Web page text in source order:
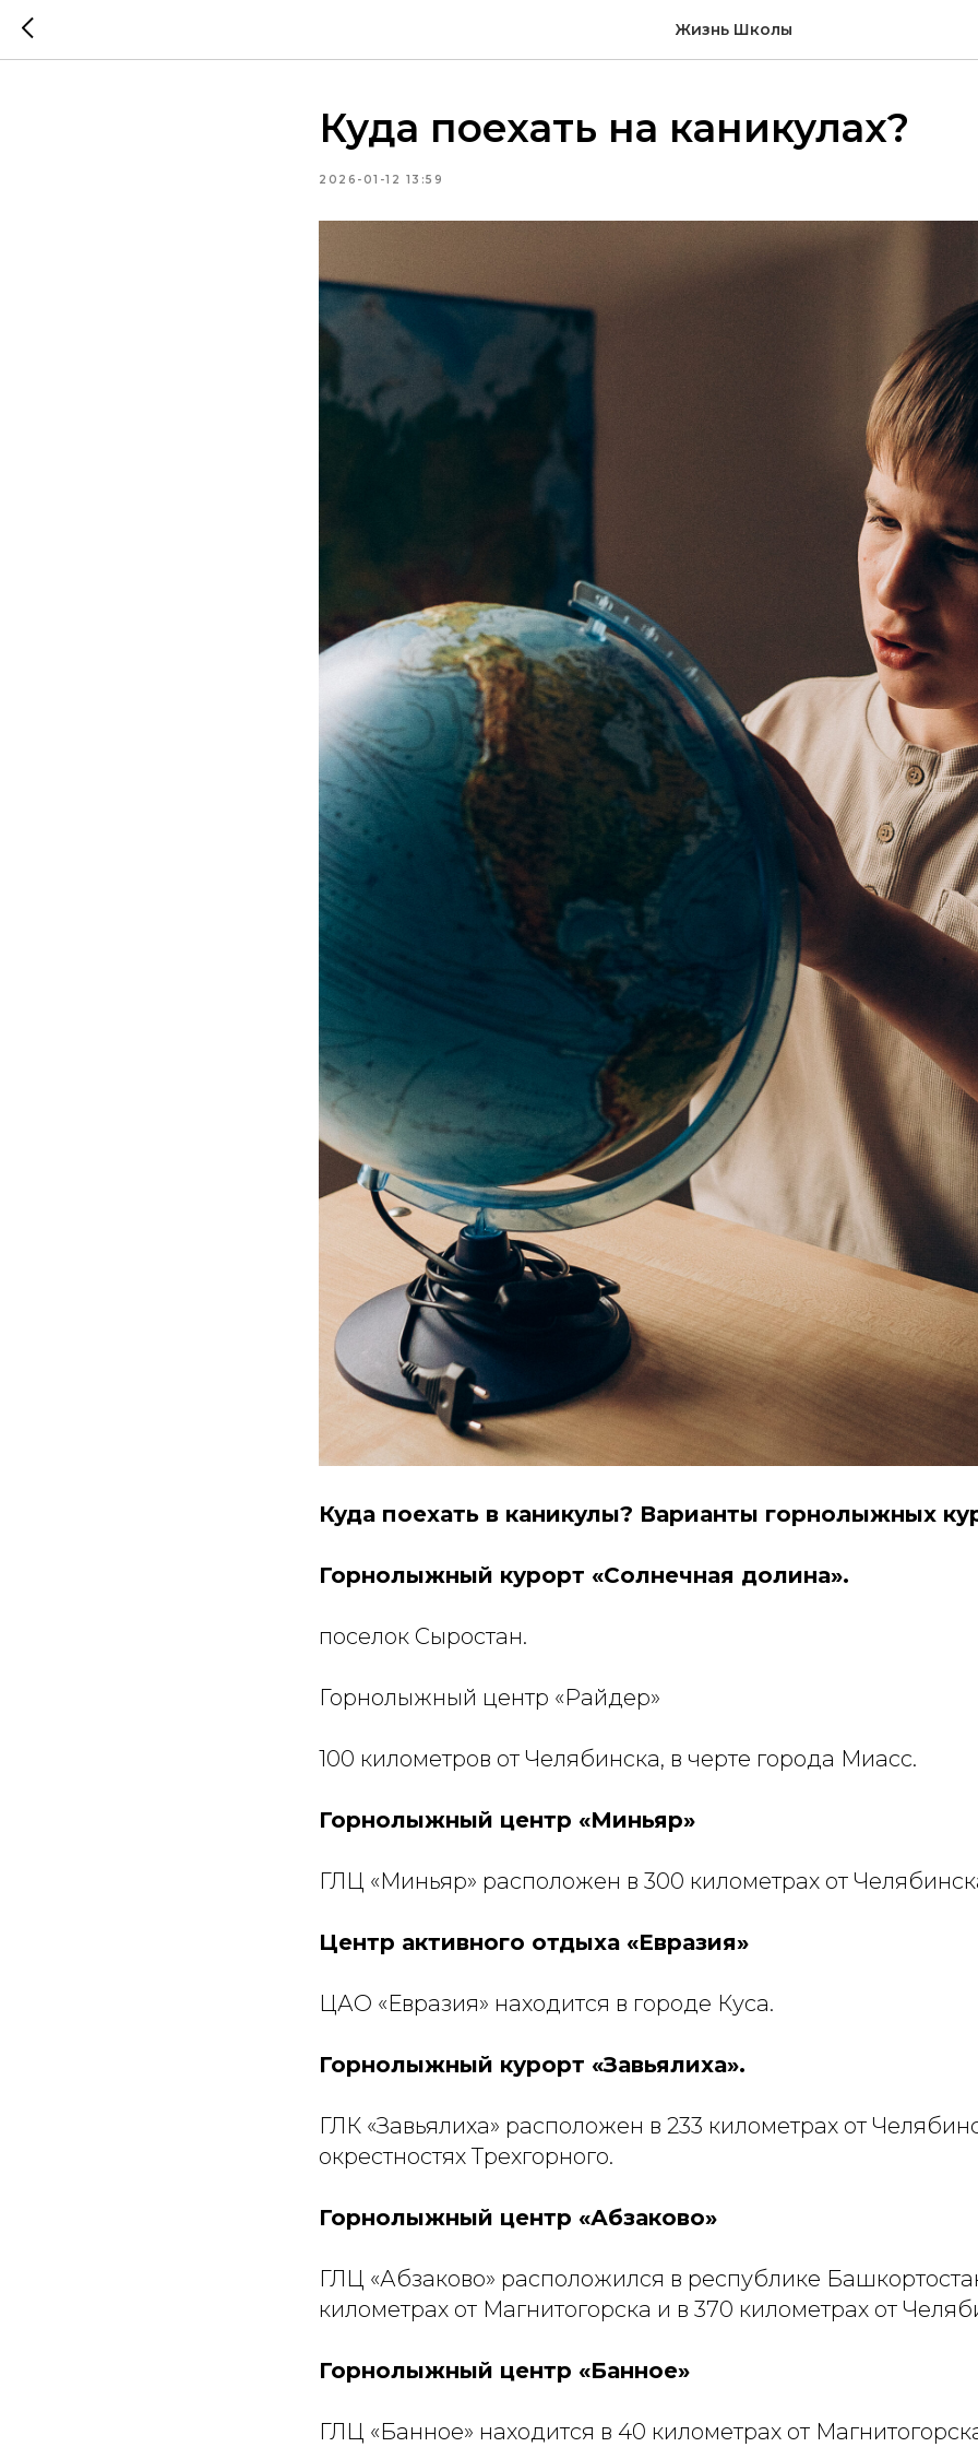
Жизнь Школы
Куда поехать на каникулах?
2026-01-12 13:59
Куда поехать в каникулы? Варианты горнолыжных
Горнолыжный курорт «Солнечная долина».
поселок Сыростан.
Горнолыжный центр «Райдер»
100 километров от Челябинска, в черте города Миасс.
Горнолыжный центр «Миньяр»
ГЛЦ «Миньяр» расположен в 300 километрах от
Центр активного отдыха «Евразия»
ЦАО «Евразия» находится в городе Куса.
Горнолыжный курорт «Завьялиха».
ГЛК «Завьялиха» расположен в 233 километрах от
окрестностях Трехгорного.
Горнолыжный центр «Абзаково»
ГЛЦ «Абзаково» расположился в республике
километрах от Магнитогорска и в 370 километрах от
Горнолыжный центр «Банное»
ГЛЦ «Банное» находится в 40 километрах от